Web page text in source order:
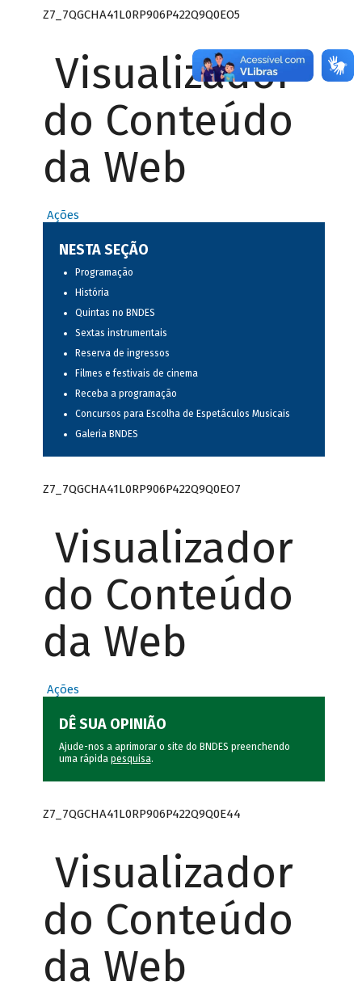
Z7_7QGCHA41L0RP906P422Q9Q0EO5
Visualizador
do Conteúdo
da Web
Ações
NESTA SEÇÃO
Programação
História
Quintas no BNDES
Sextas instrumentais
Reserva de ingressos
Filmes e festivais de cinema
Receba a programação
Concursos para Escolha de Espetáculos Musicais
Galeria BNDES
Z7_7QGCHA41L0RP906P422Q9Q0EO7
Visualizador
do Conteúdo
da Web
Ações
DÊ SUA OPINIÃO
Ajude-nos a aprimorar o site do BNDES preenchendo
uma rápida pesquisa.
Z7_7QGCHA41L0RP906P422Q9Q0E44
Visualizador
do Conteúdo
da Web